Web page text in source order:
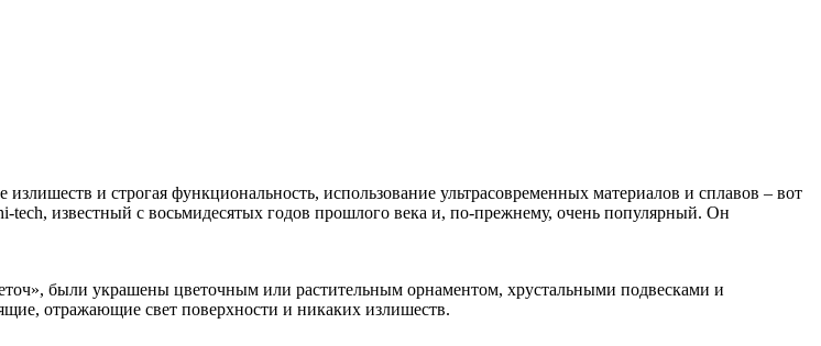
и строгая функциональность, использование ультрасовременных материалов и сплавов – вот
tech, известный с восьмидесятых годов прошлого века и, по-прежнему, очень популярный. Он
были украшены цветочным или растительным орнаментом, хрустальными подвесками и
отражающие свет поверхности и никаких излишеств.